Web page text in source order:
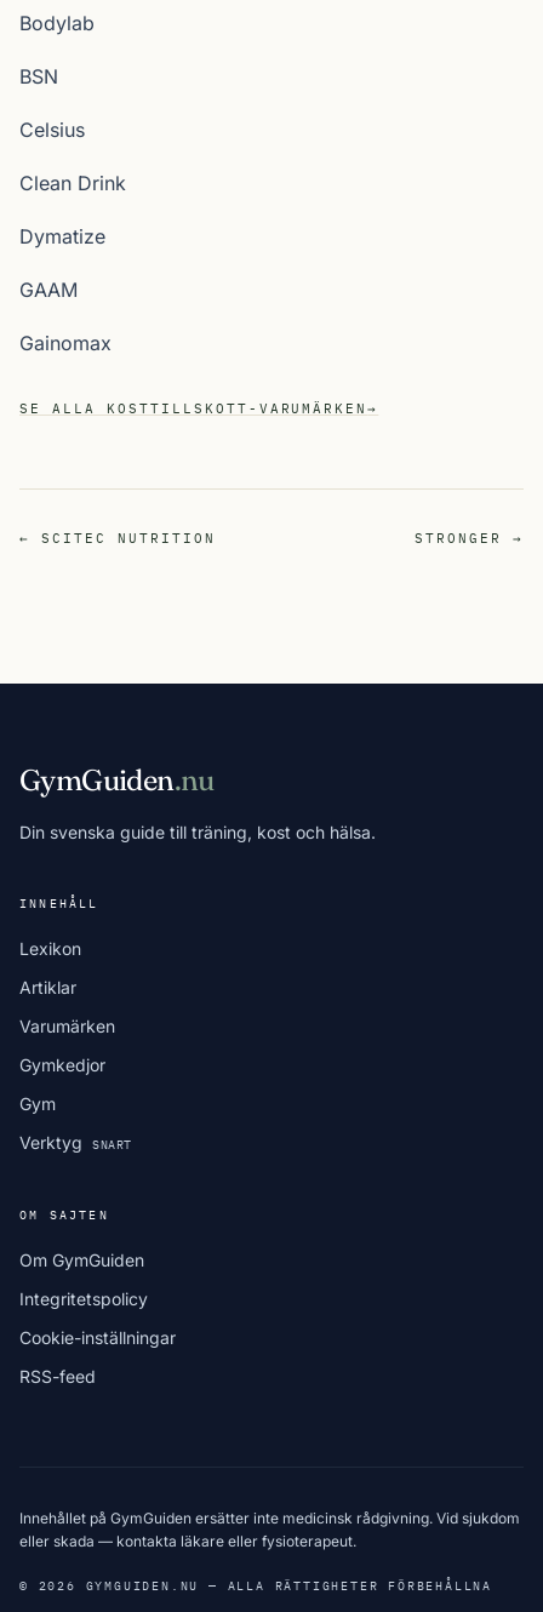
Bodylab
BSN
Celsius
Clean Drink
Dymatize
GAAM
Gainomax
SE ALLA KOSTTILLSKOTT-VARUMÄRKEN→
← SCITEC NUTRITION STRONGER →
GymGuiden.nu
Din svenska guide till träning, kost och hälsa.
INNEHÅLL
Lexikon
Artiklar
Varumärken
Gymkedjor
Gym
Verktyg
SNART
OM SAJTEN
Om GymGuiden
Integritetspolicy
Cookie-inställningar
RSS-feed
Innehållet på GymGuiden ersätter inte medicinsk rådgivning. Vid sjukdom
eller skada — kontakta läkare eller fysioterapeut.
© 2026 GYMGUIDEN.NU — ALLA RÄTTIGHETER FÖRBEHÅLLNA